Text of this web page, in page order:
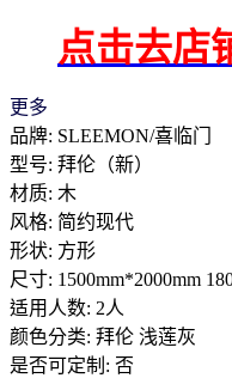
点击去店
更多
品牌: SLEEMON/喜临门
型号: 拜伦（新）
材质: 木
风格: 简约现代
形状: 方形
尺寸: 1500mm*2000mm
适用人数: 2人
颜色分类: 拜伦 浅莲灰
是否可定制: 否